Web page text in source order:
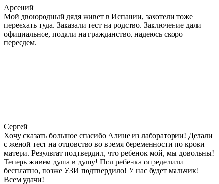
Арсений
Мой двоюродный дядя живет в Испании, захотели тоже
переехать туда. Заказали тест на родство. Заключение дали
официальное, подали на гражданство, надеюсь скоро
переедем.
Сергей
Хочу сказать большое спасибо Алине из лаборатории! Делали
с женой тест на отцовство во время беременности по крови
матери. Результат подтвердил, что ребенок мой, мы довольны!
Теперь живем душа в душу! Пол ребенка определили
бесплатно, позже УЗИ подтвердило! У нас будет мальчик!
Всем удачи!